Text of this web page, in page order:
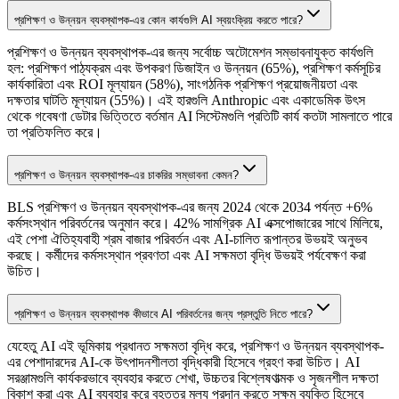
প্রশিক্ষণ ও উন্নয়ন ব্যবস্থাপক-এর কোন কার্যগুলি AI স্বয়ংক্রিয় করতে পারে?
প্রশিক্ষণ ও উন্নয়ন ব্যবস্থাপক-এর জন্য সর্বোচ্চ অটোমেশন সম্ভাবনাযুক্ত কার্যগুলি
হল: প্রশিক্ষণ পাঠ্যক্রম এবং উপকরণ ডিজাইন ও উন্নয়ন (65%), প্রশিক্ষণ কর্মসূচির
কার্যকারিতা এবং ROI মূল্যায়ন (58%), সাংগঠনিক প্রশিক্ষণ প্রয়োজনীয়তা এবং
দক্ষতার ঘাটতি মূল্যায়ন (55%)। এই হারগুলি Anthropic এবং একাডেমিক উৎস
থেকে গবেষণা ডেটার ভিত্তিতে বর্তমান AI সিস্টেমগুলি প্রতিটি কার্য কতটা সামলাতে পারে
তা প্রতিফলিত করে।
প্রশিক্ষণ ও উন্নয়ন ব্যবস্থাপক-এর চাকরির সম্ভাবনা কেমন?
BLS প্রশিক্ষণ ও উন্নয়ন ব্যবস্থাপক-এর জন্য 2024 থেকে 2034 পর্যন্ত +6%
কর্মসংস্থান পরিবর্তনের অনুমান করে। 42% সামগ্রিক AI এক্সপোজারের সাথে মিলিয়ে,
এই পেশা ঐতিহ্যবাহী শ্রম বাজার পরিবর্তন এবং AI-চালিত রূপান্তর উভয়ই অনুভব
করছে। কর্মীদের কর্মসংস্থান প্রবণতা এবং AI সক্ষমতা বৃদ্ধি উভয়ই পর্যবেক্ষণ করা
উচিত।
প্রশিক্ষণ ও উন্নয়ন ব্যবস্থাপক কীভাবে AI পরিবর্তনের জন্য প্রস্তুতি নিতে পারে?
যেহেতু AI এই ভূমিকায় প্রধানত সক্ষমতা বৃদ্ধি করে, প্রশিক্ষণ ও উন্নয়ন ব্যবস্থাপক-
এর পেশাদারদের AI-কে উৎপাদনশীলতা বৃদ্ধিকারী হিসেবে গ্রহণ করা উচিত। AI
সরঞ্জামগুলি কার্যকরভাবে ব্যবহার করতে শেখা, উচ্চতর বিশ্লেষণাত্মক ও সৃজনশীল দক্ষতা
বিকাশ করা এবং AI ব্যবহার করে বৃহত্তর মূল্য প্রদান করতে সক্ষম ব্যক্তি হিসেবে